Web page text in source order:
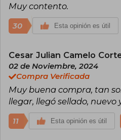
Muy contento.
30 Esta opinión es útil
Cesar Julian Camelo
02 de Noviembre, 2024
Compra Verificada
Muy buena compra, tan
llegar, llegó sellado, nuevo
11 Esta opinión es útil